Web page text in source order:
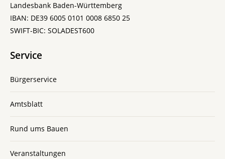
Landesbank Baden-Württemberg
IBAN: DE39 6005 0101 0008 6850 25
SWIFT-BIC: SOLADEST600
Service
Bürgerservice
Amtsblatt
Rund ums Bauen
Veranstaltungen